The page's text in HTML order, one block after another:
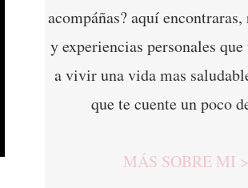
acompáñas? aquí
y experiencias personales que
a vivir una vida mas
que te cuente un poco
MÁS SOBRE MI >